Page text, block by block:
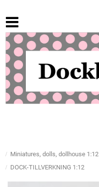
Miniatures, dolls, dollhouse 1:12
DOCK-TILLVERKNING 1:12